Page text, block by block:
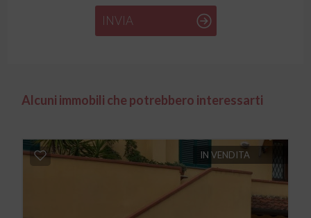
INVIA
Alcuni immobili che potrebbero interessarti
IN VENDITA